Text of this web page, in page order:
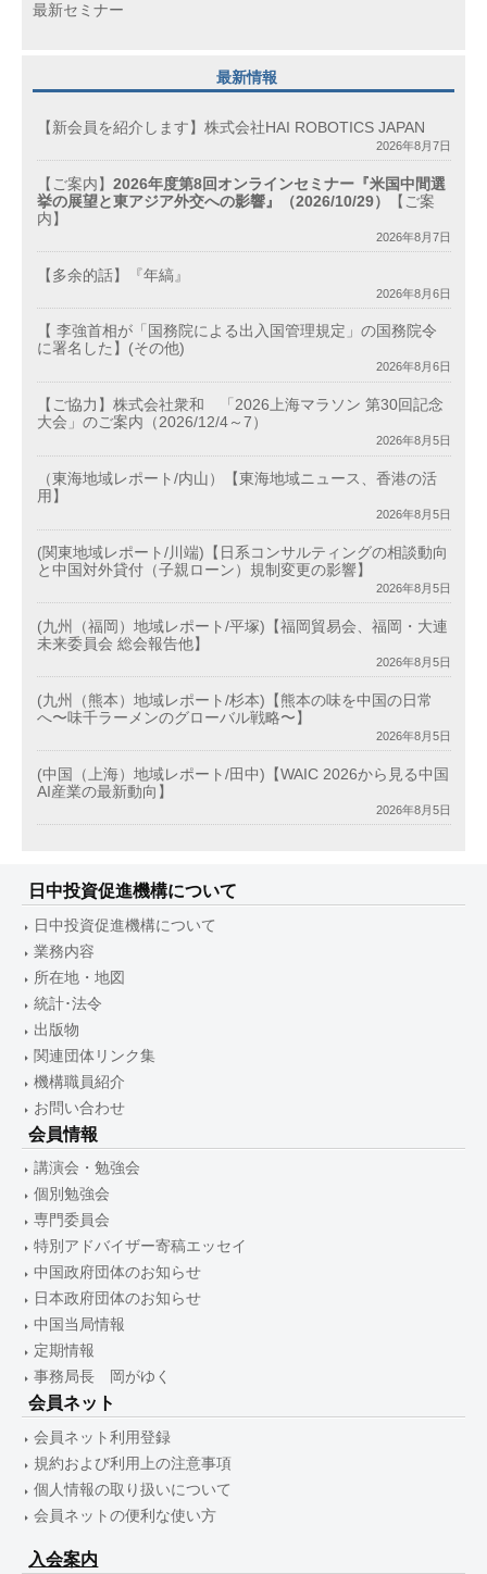
最新セミナー
最新情報
【新会員を紹介します】株式会社HAI ROBOTICS JAPAN
2026年8月7日
【ご案内】 2026年度第8回オンラインセミナー『米国中間選
挙の展望と東アジア外交への影響』（2026/10/29）
【ご案
内】
2026年8月7日
【多余的話】『年縞』
2026年8月6日
【 李強首相が「国務院による出入国管理規定」の国務院令
に署名した】(その他)
2026年8月6日
【ご協力】株式会社衆和 「2026上海マラソン 第30回記念
大会」のご案内（2026/12/4～7）
2026年8月5日
（東海地域レポート/内山）【東海地域ニュース、香港の活
用】
2026年8月5日
(関東地域レポート/川端)【日系コンサルティングの相談動向
と中国対外貸付（子親ローン）規制変更の影響】
2026年8月5日
(九州（福岡）地域レポート/平塚)【福岡貿易会、福岡・大連
未来委員会 総会報告他】
2026年8月5日
(九州（熊本）地域レポート/杉本)【熊本の味を中国の日常
へ〜味千ラーメンのグローバル戦略〜】
2026年8月5日
(中国（上海）地域レポート/田中)【WAIC 2026から見る中国
AI産業の最新動向】
2026年8月5日
日中投資促進機構について
日中投資促進機構について
業務内容
所在地・地図
統計･法令
出版物
関連団体リンク集
機構職員紹介
お問い合わせ
会員情報
講演会・勉強会
個別勉強会
専門委員会
特別アドバイザー寄稿エッセイ
中国政府団体のお知らせ
日本政府団体のお知らせ
中国当局情報
定期情報
事務局長 岡がゆく
会員ネット
会員ネット利用登録
規約および利用上の注意事項
個人情報の取り扱いについて
会員ネットの便利な使い方
入会案内